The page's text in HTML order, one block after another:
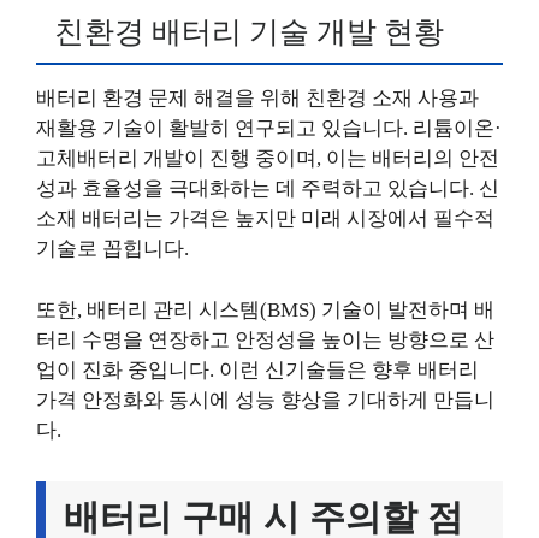
친환경 배터리 기술 개발 현황
배터리 환경 문제 해결을 위해 친환경 소재 사용과
재활용 기술이 활발히 연구되고 있습니다. 리튬이온·
고체배터리 개발이 진행 중이며, 이는 배터리의 안전
성과 효율성을 극대화하는 데 주력하고 있습니다. 신
소재 배터리는 가격은 높지만 미래 시장에서 필수적
기술로 꼽힙니다.
또한, 배터리 관리 시스템(BMS) 기술이 발전하며 배
터리 수명을 연장하고 안정성을 높이는 방향으로 산
업이 진화 중입니다. 이런 신기술들은 향후 배터리
가격 안정화와 동시에 성능 향상을 기대하게 만듭니
다.
배터리 구매 시 주의할 점